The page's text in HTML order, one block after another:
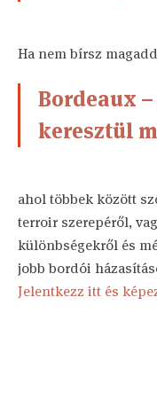
Ha nem bírsz
Bordeaux
keresztül
ahol többek között
terroir szerepéről,
különbségekről és
jobb bordói
Jelentkezz itt és